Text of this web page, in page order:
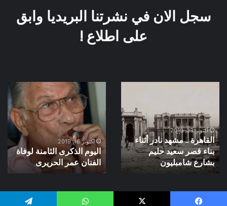
سجل الان في نشرتنا البريديا وابق
على اطلاع !
نادر
أثناء
بناء
قصر
سعيد
حليم
شامبليون
أكتوبر 23, 2019
القاهرة .. مشهد نادر أثناء
بناء قصر سعيد حليم
بشارع شامبليون
الذكرى
لوفاة
الفنان
عمر
الحريرى
أكتوبر 16, 2019
اليوم الذكرى الثامنة لوفاة
الفنان عمر الحريرى